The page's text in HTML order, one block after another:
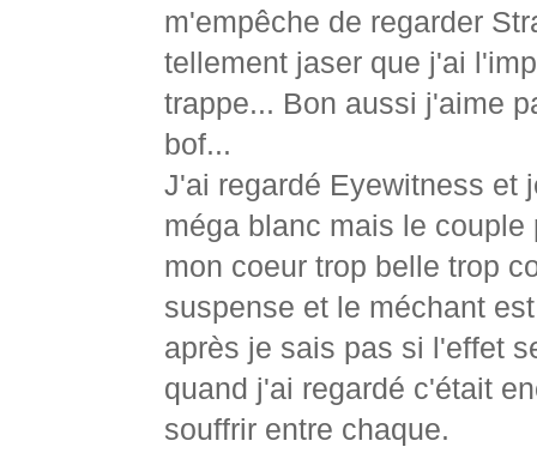
m'empêche de regarder
tellement jaser que j'ai
trappe... Bon aussi j'aime
bof...
J'ai regardé Eyewitness et
méga blanc mais le
mon coeur trop belle trop
suspense et le méchant
après je sais pas si l'effet
quand j'ai regardé c'était
souffrir entre chaque.